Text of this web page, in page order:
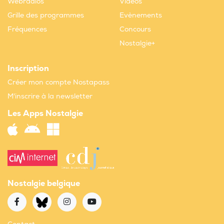
Grille des programmes
Fréquences
Evènements
Concours
Nostalgie+
Inscription
Créer mon compte Nostapass
M'inscrire à la newsletter
Les Apps Nostalgie
Nostalgie belgique